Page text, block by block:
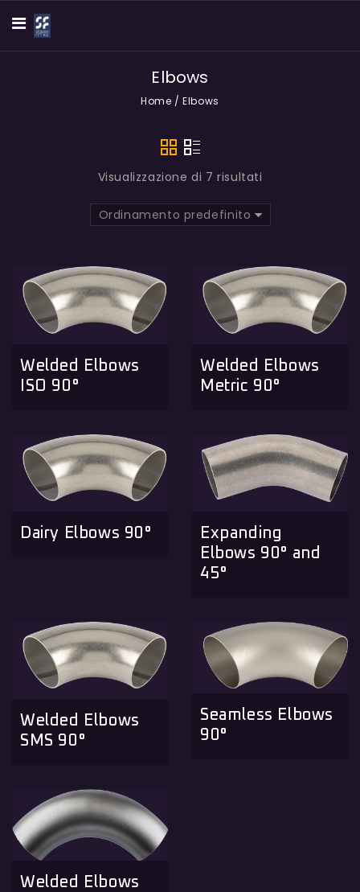
Elbows
Home /Elbows
Visualizzazione di 7 risultati
Ordinamento predefinito
Welded Elbows
ISO 90°
Welded Elbows
Metric 90°
Dairy Elbows 90°
Expanding
Elbows 90° and
45°
Welded Elbows
SMS 90°
Seamless Elbows
90°
Welded Elbows